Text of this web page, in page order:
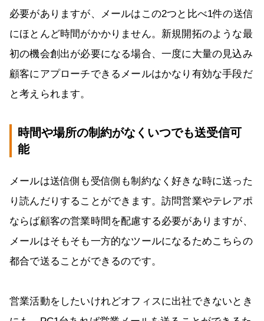
必要がありますが、メールはこの2つと比べ1件の送信
にほとんど時間がかかりません。新規開拓のような最
初の機会創出が必要になる場合、一度に大量の見込み
顧客にアプローチできるメールはかなり有効な手段だ
と考えられます。
時間や場所の制約がなくいつでも送受信可
能
メールは送信側も受信側も制約なく好きな時に送った
り読んだりすることができます。訪問営業やテレアポ
ならば顧客の営業時間を配慮する必要がありますが、
メールはそもそも一方的なツールになるためこちらの
都合で送ることができるのです。
営業活動をしたいけれどオフィスに出社できないとき